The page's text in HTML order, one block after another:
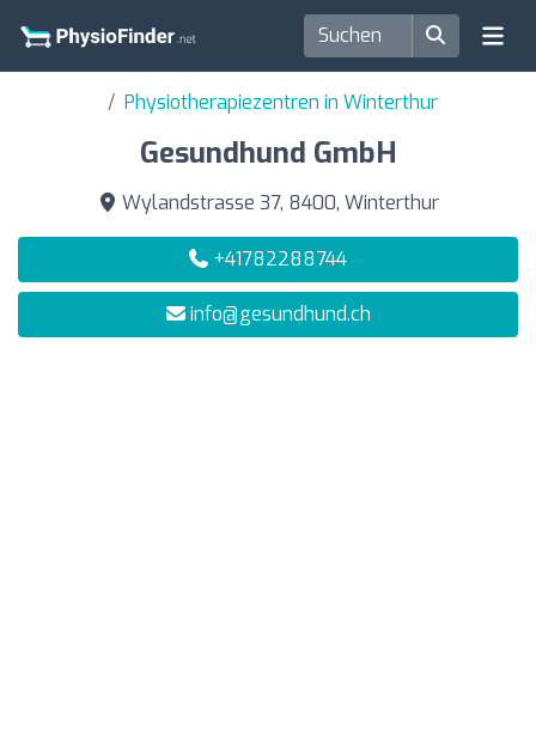
Physiotherapiezentren in Winterthur
Gesundhund GmbH
Wylandstrasse 37, 8400, Winterthur
+41782288744
info@gesundhund.ch